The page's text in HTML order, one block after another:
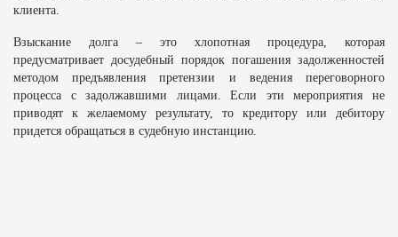
клиента.
Взыскание долга – это хлопотная процедура, которая
предусматривает досудебный порядок погашения задолженностей
методом предъявления претензии и ведения переговорного
процесса с задолжавшими лицами. Если эти мероприятия не
приводят к желаемому результату, то кредитору или дебитору
придется обращаться в судебную инстанцию.